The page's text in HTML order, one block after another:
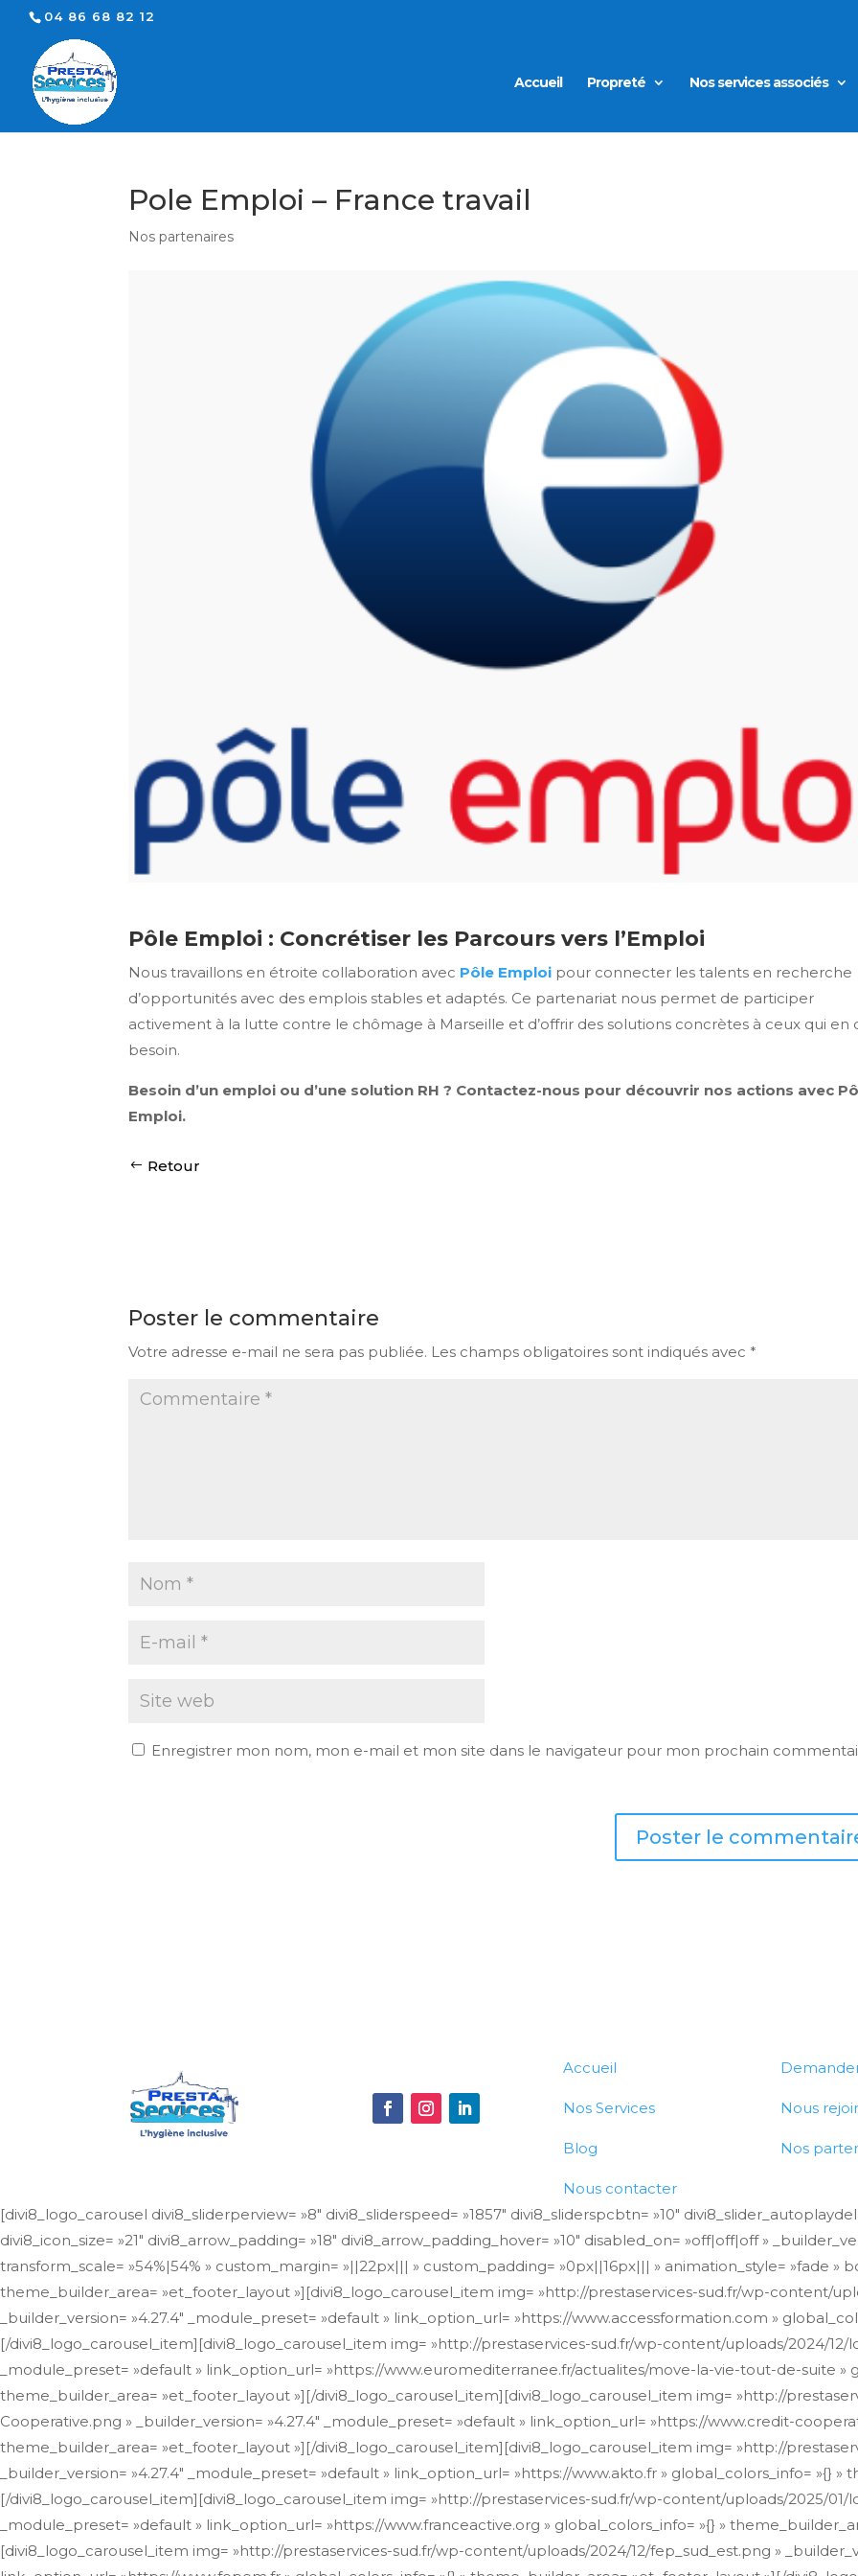
04 86 68 82 12
Accueil Propreté Nos services associés
Pole Emploi – France travail
Nos partenaires
Pôle Emploi : Concrétiser les Parcours vers l’Emploi
Nous travaillons en étroite collaboration avec Pôle Emploi pour connecter les talents en recherche
d’opportunités avec des emplois stables et adaptés. Ce partenariat nous permet de participer
activement à la lutte contre le chômage à Marseille et d’offrir des solutions concrètes à ceux qui en
besoin.
Besoin d’un emploi ou d’une solution RH ? Contactez-nous pour découvrir nos actions avec
Emploi.
Retour
Poster le commentaire
Votre adresse e-mail ne sera pas publiée. Les champs obligatoires sont indiqués avec *
Enregistrer mon nom, mon e-mail et mon site dans le navigateur pour mon prochain
Accueil
Nos Services
Blog
Nous contacter
Nous
Nos
[divi8_logo_carousel divi8_sliderperview= »8″ divi8_sliderspeed= »1857″ divi8_sliderspcbtn= »10″
divi8_icon_size= »21″ divi8_arrow_padding= »18″ divi8_arrow_padding_hover= »10″ disabled_on= »off|off|off »
transform_scale= »54%|54% » custom_margin= »||22px||| » custom_padding= »0px||16px||| » animation_style= »fade »
theme_builder_area= »et_footer_layout »][divi8_logo_carousel_item img= »http://prestaservices-sud.fr/wp-content/
_builder_version= »4.27.4″ _module_preset= »default » link_option_url= »https://www.accessformation.com »
[/divi8_logo_carousel_item][divi8_logo_carousel_item img= »http://prestaservices-sud.fr/wp-content/uploads/2024/12/
_module_preset= »default » link_option_url= »https://www.euromediterranee.fr/actualites/move-la-vie-tout-de-suite »
theme_builder_area= »et_footer_layout »][/divi8_logo_carousel_item][divi8_logo_carousel_item img= »http://
Cooperative.png » _builder_version= »4.27.4″ _module_preset= »default » link_option_url= »https://www.credit-
theme_builder_area= »et_footer_layout »][/divi8_logo_carousel_item][divi8_logo_carousel_item img= »http://
_builder_version= »4.27.4″ _module_preset= »default » link_option_url= »https://www.akto.fr » global_colors_info= »{}
[/divi8_logo_carousel_item][divi8_logo_carousel_item img= »http://prestaservices-sud.fr/wp-content/uploads/2025/01/
_module_preset= »default » link_option_url= »https://www.franceactive.org » global_colors_info= »{} »
[divi8_logo_carousel_item img= »http://prestaservices-sud.fr/wp-content/uploads/2024/12/fep_sud_est.png »